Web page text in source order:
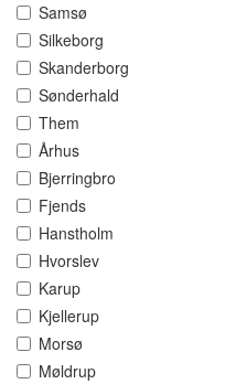
Samsø
Silkeborg
Skanderborg
Sønderhald
Them
Århus
Bjerringbro
Fjends
Hanstholm
Hvorslev
Karup
Kjellerup
Morsø
Møldrup